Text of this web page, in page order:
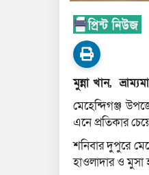
মুন্না খান,
মেহেন্দিগঞ্জ
এনে প্রতিকার
শনিবার দুপুরে
হাওলাদার ও মুসা